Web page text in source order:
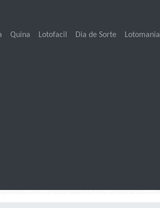
Quina Lotofacil Dia de Sorte Lotomania